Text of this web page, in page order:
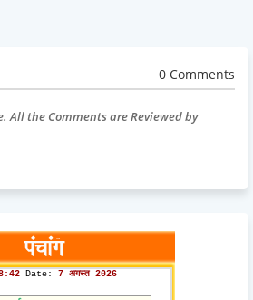
0 Comments
All the Comments are Reviewed by